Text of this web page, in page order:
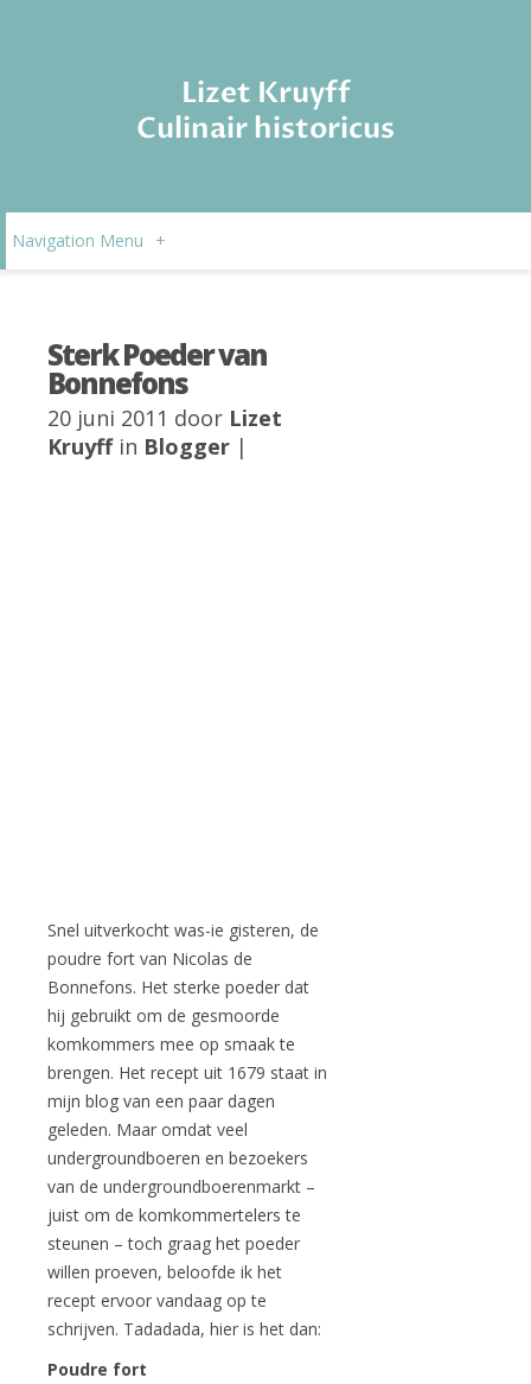
Lizet Kruyff
Culinair historicus
Navigation Menu +
Sterk Poeder van
Bonnefons
20 juni 2011 door Lizet
Kruyffin Blogger |
Snel uitverkocht was-ie gisteren, de
poudre fort van Nicolas de
Bonnefons. Het sterke poeder dat
hij gebruikt om de gesmoorde
komkommers mee op smaak te
brengen. Het recept uit 1679 staat in
mijn blog van een paar dagen
geleden. Maar omdat veel
undergroundboeren en bezoekers
van de undergroundboerenmarkt –
juist om de komkommertelers te
steunen – toch graag het poeder
willen proeven, beloofde ik het
recept ervoor vandaag op te
schrijven. Tadadada, hier is het dan:
Poudre fort